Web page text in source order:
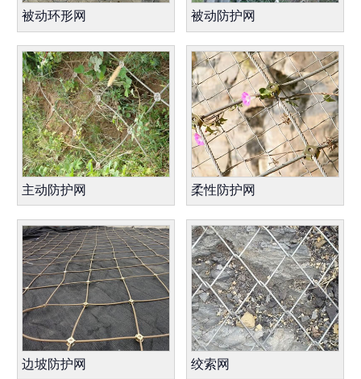
被动环形网 被动防护网
主动防护网 柔性防护网
边坡防护网 绞索网